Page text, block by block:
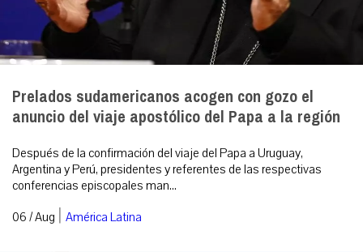
Prelados sudamericanos acogen con gozo el
anuncio del viaje apostólico del Papa a la región
Después de la confirmación del viaje del Papa a Uruguay,
Argentina y Perú, presidentes y referentes de las respectivas
conferencias episcopales man...
06 / Aug | América Latina